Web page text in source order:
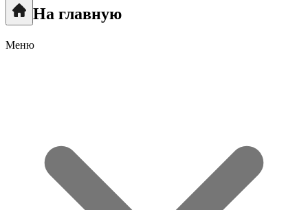
На главную
Меню